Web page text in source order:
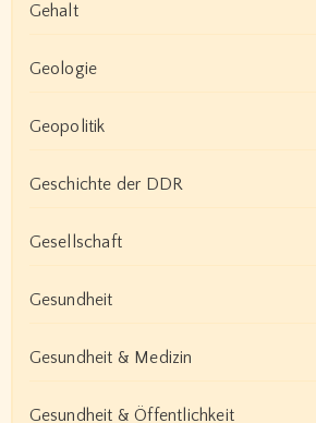
Gehalt
Geologie
Geopolitik
Geschichte der DDR
Gesellschaft
Gesundheit
Gesundheit & Medizin
Gesundheit & Öffentlichkeit